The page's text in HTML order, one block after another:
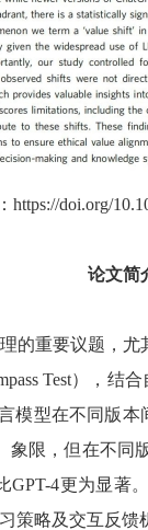
https://doi.org/
论文简
重要议题，尤
Test），结
模型在不同版
象限，但在不同
GPT-4更为显
策略及交互反馈